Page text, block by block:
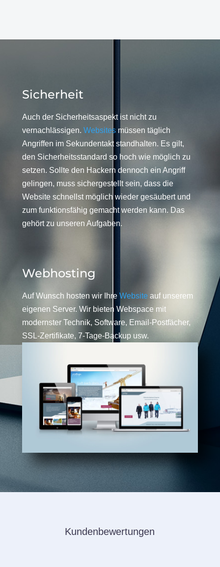
Sicherheit
Auch der Sicherheitsaspekt ist nicht zu
vernachlässigen. Websitesmüssen täglich
Angriffen im Sekundentakt standhalten. Es gilt,
den Sicherheitsstandard so hoch wie möglich zu
setzen. Sollte den Hackern dennoch ein Angriff
gelingen, muss sichergestellt sein, dass die
Website schnellst möglich wieder gesäubert und
zum funktionsfähig gemacht werden kann. Das
gehört zu unseren Aufgaben.
Webhosting
Auf Wunsch hosten wir Ihre Website auf unserem
eigenen Server. Wir bieten Webspace mit
modernster Technik, Software, Email-Postfächer,
SSL-Zertifikate, 7-Tage-Backup usw.
Kundenbewertungen